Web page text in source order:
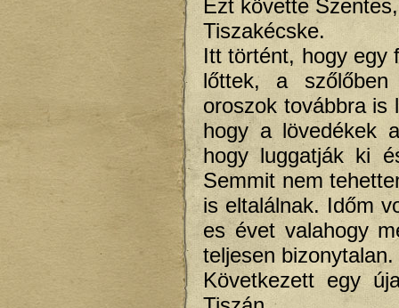
Ezt követte
Tiszakécske.
Itt történt, hogy egy
lőttek, a szőlőben
oroszok továbbra is
hogy a lövedékek
hogy luggatják ki
Semmit nem
is eltalálnak. Időm
es évet valahogy
teljesen bizonytalan.
Következett egy